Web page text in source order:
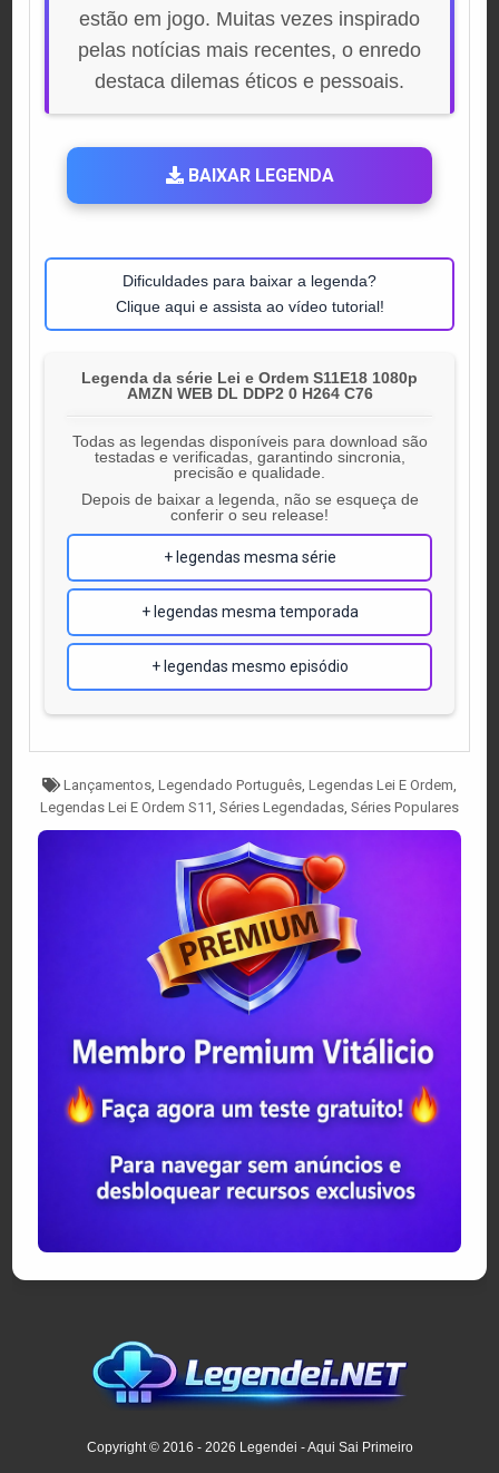
estão em jogo. Muitas vezes inspirado
pelas notícias mais recentes, o enredo
destaca dilemas éticos e pessoais.
BAIXAR LEGENDA
Dificuldades para baixar a legenda?
Clique aqui e assista ao vídeo tutorial!
Legenda da série Lei e Ordem S11E18 1080p
AMZN WEB DL DDP2 0 H264 C76
Todas as legendas disponíveis para download são
testadas e verificadas, garantindo sincronia,
precisão e qualidade.
Depois de baixar a legenda, não se esqueça de
conferir o seu release!
+ legendas mesma série
+ legendas mesma temporada
+ legendas mesmo episódio
Tagged
Lançamentos Legendado Português Legendas Lei E Ordem
Legendas Lei E Ordem S11 Séries Legendadas Séries Populares
Copyright © 2016 - 2026 Legendei - Aqui Sai Primeiro